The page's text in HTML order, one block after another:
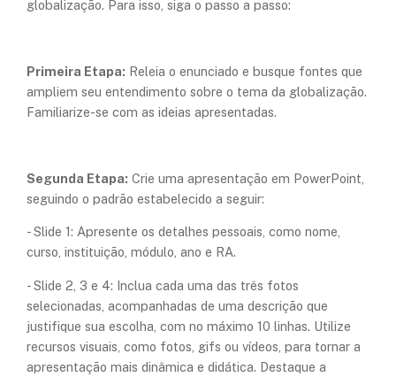
globalização. Para isso, siga o passo a passo:
Primeira Etapa: Releia o enunciado e busque fontes que
ampliem seu entendimento sobre o tema da globalização.
Familiarize-se com as ideias apresentadas.
Segunda Etapa: Crie uma apresentação em PowerPoint,
seguindo o padrão estabelecido a seguir:
- Slide 1: Apresente os detalhes pessoais, como nome,
curso, instituição, módulo, ano e RA.
- Slide 2, 3 e 4: Inclua cada uma das três fotos
selecionadas, acompanhadas de uma descrição que
justifique sua escolha, com no máximo 10 linhas. Utilize
recursos visuais, como fotos, gifs ou vídeos, para tornar a
apresentação mais dinâmica e didática. Destaque a